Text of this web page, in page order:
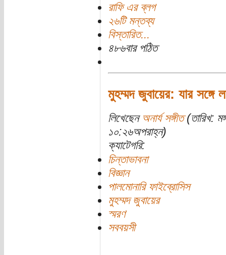
রাফি এর ব্লগ
২৬টি মন্তব্য
বিস্তারিত...
৪৮৬বার পঠিত
মুহম্মদ জুবায়ের: যার সঙ্গে
লিখেছেন অনার্য সঙ্গীত(তারিখ:
১০:২৬অপরাহ্ন)
ক্যাটেগরি:
চিন্তাভাবনা
বিজ্ঞান
পালমোনারি ফাইব্রোসিস
মুহম্মদ জুবায়ের
স্মরণ
সববয়সী